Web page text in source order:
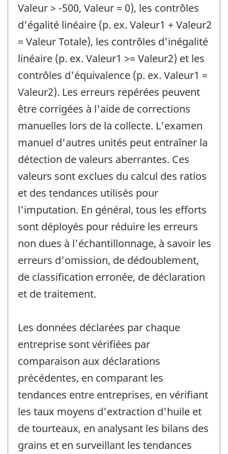
Valeur > -500, Valeur = 0), les contrôles
d'égalité linéaire (p. ex. Valeur1 + Valeur2
= Valeur Totale), les contrôles d'inégalité
linéaire (p. ex. Valeur1 >= Valeur2) et les
contrôles d'équivalence (p. ex. Valeur1 =
Valeur2). Les erreurs repérées peuvent
être corrigées à l'aide de corrections
manuelles lors de la collecte. L'examen
manuel d'autres unités peut entraîner la
détection de valeurs aberrantes. Ces
valeurs sont exclues du calcul des ratios
et des tendances utilisés pour
l'imputation. En général, tous les efforts
sont déployés pour réduire les erreurs
non dues à l'échantillonnage, à savoir les
erreurs d'omission, de dédoublement,
de classification erronée, de déclaration
et de traitement.
Les données déclarées par chaque
entreprise sont vérifiées par
comparaison aux déclarations
précédentes, en comparant les
tendances entre entreprises, en vérifiant
les taux moyens d'extraction d'huile et
de tourteaux, en analysant les bilans des
grains et en surveillant les tendances